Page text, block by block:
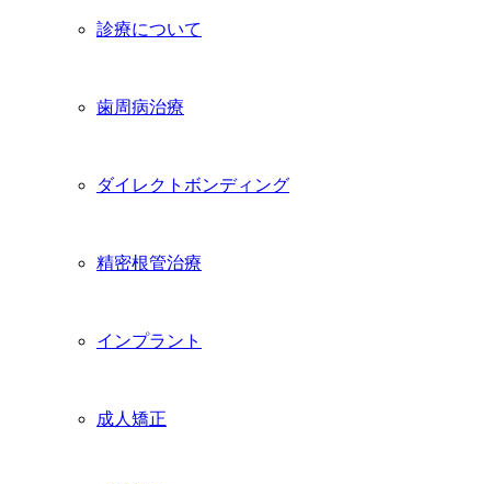
診療について
歯周病治療
ダイレクトボンディング
精密根管治療
インプラント
成人矯正